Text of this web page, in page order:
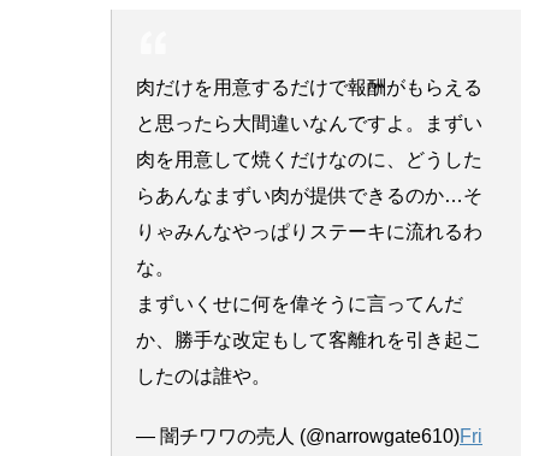
肉だけを用意するだけで報酬がもらえる
と思ったら大間違いなんですよ。まずい
肉を用意して焼くだけなのに、どうした
らあんなまずい肉が提供できるのか…そ
りゃみんなやっぱりステーキに流れるわ
な。
まずいくせに何を偉そうに言ってんだ
か、勝手な改定もして客離れを引き起こ
したのは誰や。
— 闇チワワの売人 (@narrowgate610)Fri